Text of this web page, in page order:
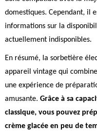
domestiques. Cependant, il
informations sur la
actuellement indisponibles.
En résumé, la sorbetière
appareil vintage qui
une expérience de
amusante. Grâce à sa
classique, vous pouvez
crème glacée en peu de